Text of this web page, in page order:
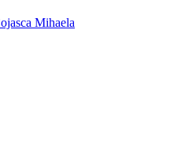
Mihaela